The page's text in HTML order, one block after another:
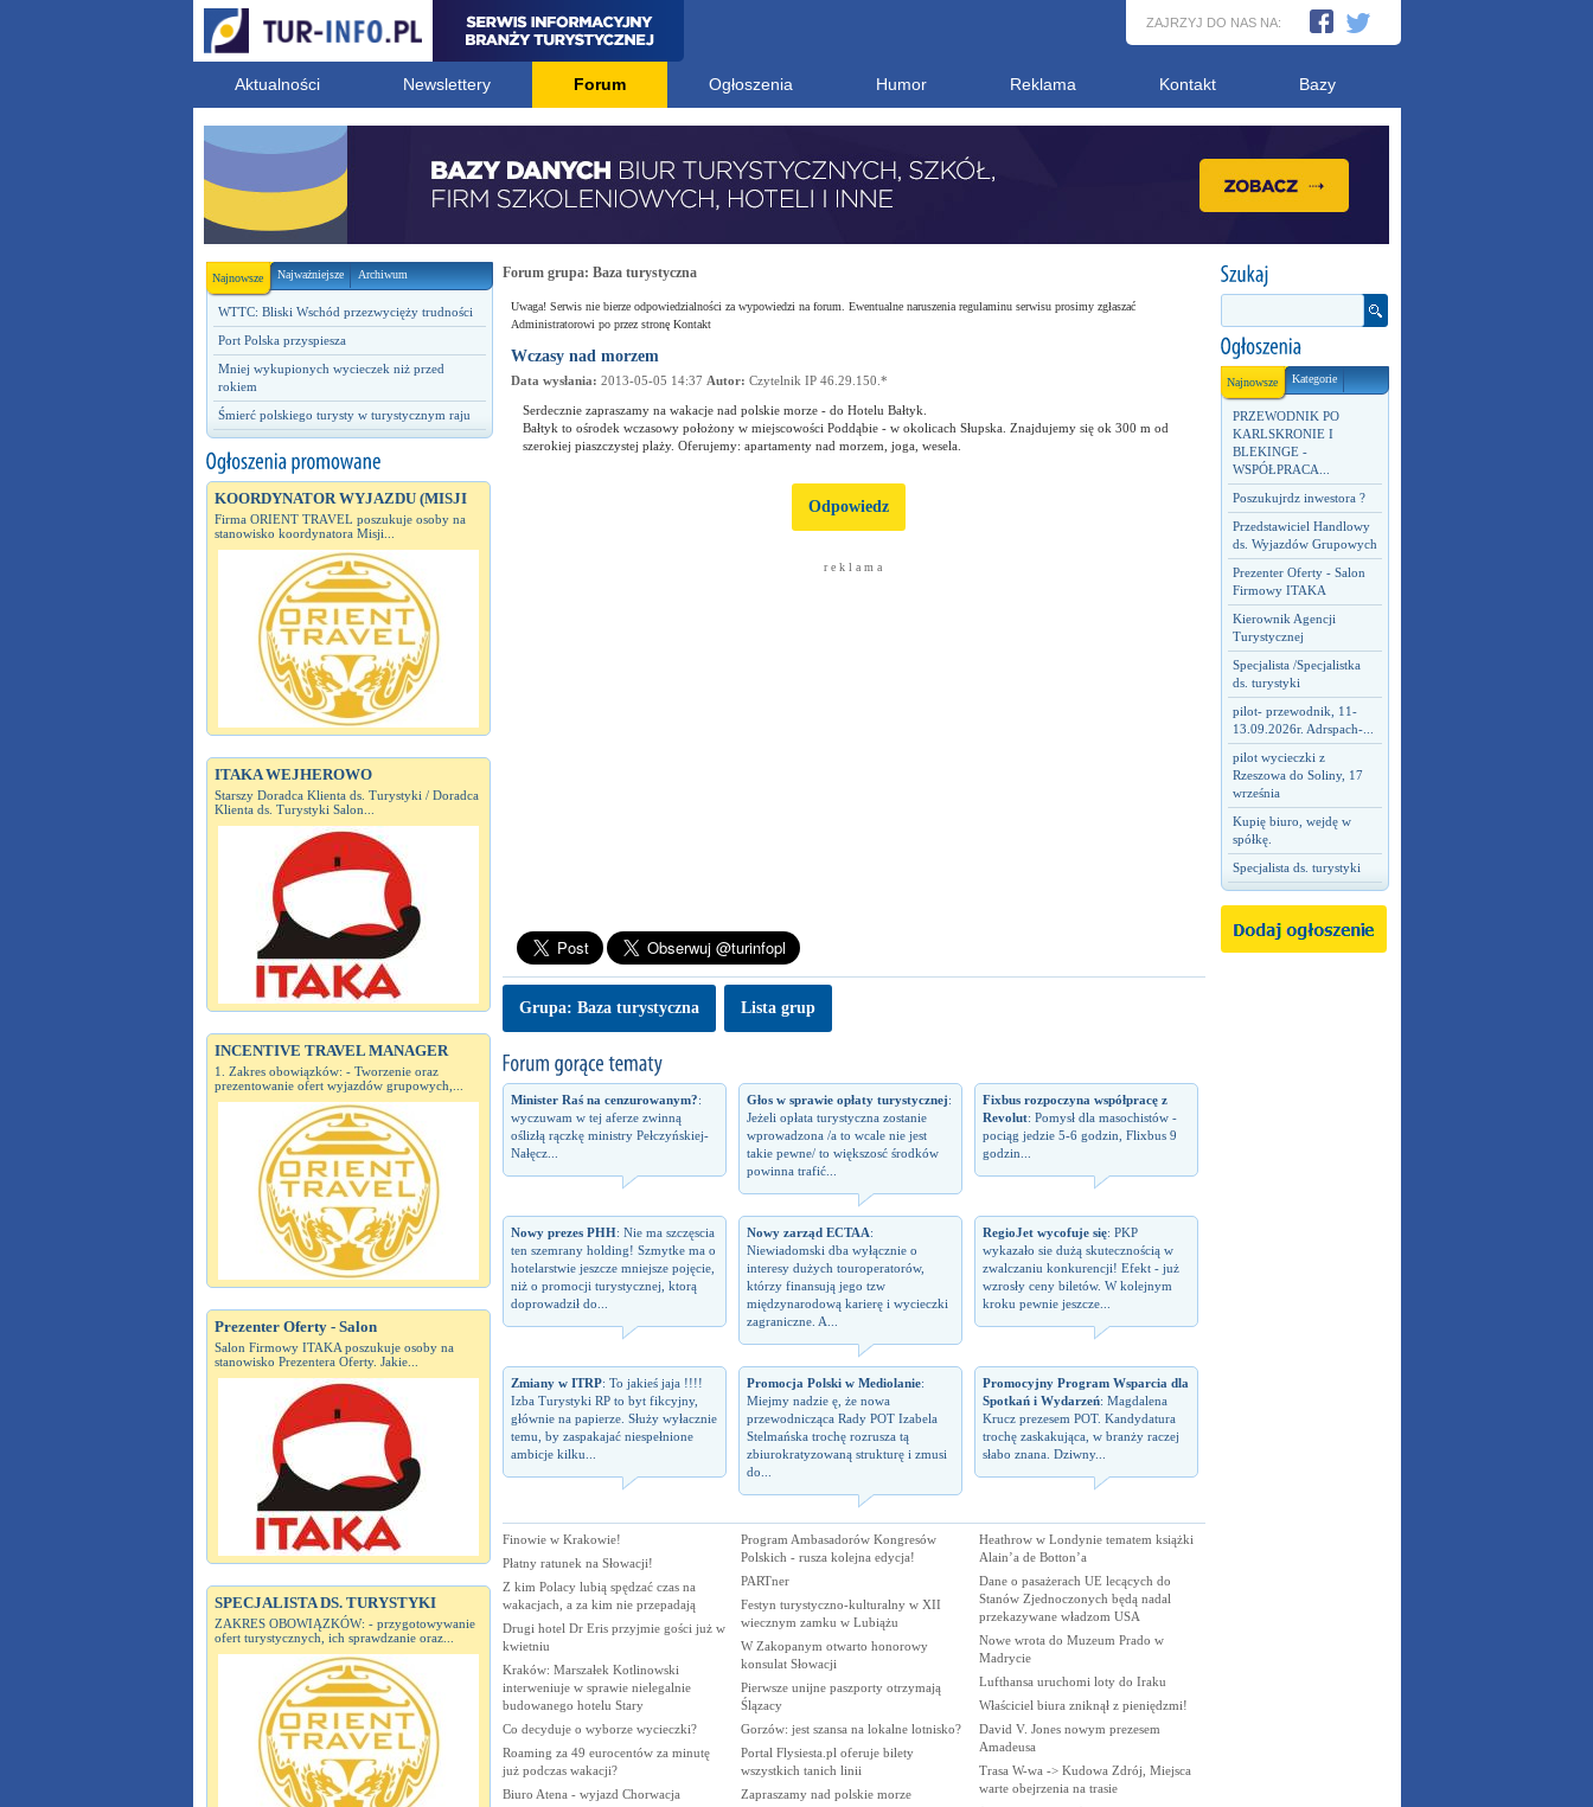
ZAJRZYJ DO NAS NA:
Aktualności Newslettery Forum Ogłoszenia Humor Reklama Kontakt Bazy
Najnowsze Najważniejsze Archiwum
WTTC: Bliski Wschód przezwycięży trudności
Port Polska przyspiesza
Mniej wykupionych wycieczek niż przed
rokiem
Śmierć polskiego turysty w turystycznym raju
KOORDYNATOR WYJAZDU (MISJI
Firma ORIENT TRAVEL poszukuje osoby na
stanowisko koordynatora Misji...
ITAKA WEJHEROWO
Starszy Doradca Klienta ds. Turystyki / Doradca
Klienta ds. Turystyki Salon...
INCENTIVE TRAVEL MANAGER
1. Zakres obowiązków: - Tworzenie oraz
prezentowanie ofert wyjazdów grupowych,...
Prezenter Oferty - Salon
Salon Firmowy ITAKA poszukuje osoby na
stanowisko Prezentera Oferty. Jakie...
SPECJALISTA DS. TURYSTYKI
ZAKRES OBOWIĄZKÓW: - przygotowywanie
ofert turystycznych, ich sprawdzanie oraz...
Najnowsze Kategorie
PRZEWODNIK PO
KARLSKRONIE I
BLEKINGE -
WSPÓŁPRACA...
Poszukujrdz inwestora ?
Przedstawiciel Handlowy
ds. Wyjazdów Grupowych
Prezenter Oferty - Salon
Firmowy ITAKA
Kierownik Agencji
Turystycznej
Specjalista /Specjalistka
ds. turystyki
pilot- przewodnik, 11-
13.09.2026r. Adrspach-...
pilot wycieczki z
Rzeszowa do Soliny, 17
września
Kupię biuro, wejdę w
spółkę.
Specjalista ds. turystyki
Forum grupa: Baza turystyczna
Uwaga! Serwis nie bierze odpowiedzialności za wypowiedzi na forum. Ewentualne naruszenia regulaminu serwisu prosimy zgłaszać
Administratorowi po przez stronę Kontakt
Wczasy nad morzem
Data wysłania: 2013-05-05 14:37 Autor: Czytelnik IP 46.29.150.*
Serdecznie zapraszamy na wakacje nad polskie morze - do Hotelu Bałtyk.
Bałtyk to ośrodek wczasowy położony w miejscowości Poddąbie - w okolicach Słupska. Znajdujemy się ok 300 m od
szerokiej piaszczystej plaży. Oferujemy: apartamenty nad morzem, joga, wesela.
Odpowiedz
r e k l a m a
Grupa: Baza turystyczna Lista grup
Minister Raś na cenzurowanym?:
wyczuwam w tej aferze zwinną
oślizłą rączkę ministry Pełczyńskiej-
Nałęcz...
Głos w sprawie opłaty turystycznej:
Jeżeli opłata turystyczna zostanie
wprowadzona /a to wcale nie jest
takie pewne/ to większosć środków
powinna trafić...
Fixbus rozpoczyna współpracę z
Revolut: Pomysł dla masochistów -
pociąg jedzie 5-6 godzin, Flixbus 9
godzin...
Nowy prezes PHH: Nie ma szczęscia
ten szemrany holding! Szmytke ma o
hotelarstwie jeszcze mniejsze pojęcie,
niż o promocji turystycznej, ktorą
doprowadził do...
Nowy zarząd ECTAA:
Niewiadomski dba wyłącznie o
interesy dużych touroperatorów,
którzy finansują jego tzw
międzynarodową karierę i wycieczki
zagraniczne. A...
RegioJet wycofuje się: PKP
wykazało sie dużą skutecznością w
zwalczaniu konkurencji! Efekt - już
wzrosły ceny biletów. W kolejnym
kroku pewnie jeszcze...
Zmiany w ITRP: To jakieś jaja !!!!
Izba Turystyki RP to byt fikcyjny,
głównie na papierze. Służy wyłacznie
temu, by zaspakajać niespełnione
ambicje kilku...
Promocja Polski w Mediolanie:
Miejmy nadzie ę, że nowa
przewodnicząca Rady POT Izabela
Stelmańska trochę rozrusza tą
zbiurokratyzowaną strukturę i zmusi
do...
Promocyjny Program Wsparcia dla
Spotkań i Wydarzeń: Magdalena
Krucz prezesem POT. Kandydatura
trochę zaskakująca, w branży raczej
słabo znana. Dziwny...
Finowie w Krakowie!
Płatny ratunek na Słowacji!
Z kim Polacy lubią spędzać czas na
wakacjach, a za kim nie przepadają
Drugi hotel Dr Eris przyjmie gości już w
kwietniu
Kraków: Marszałek Kotlinowski
interweniuje w sprawie nielegalnie
budowanego hotelu Stary
Co decyduje o wyborze wycieczki?
Roaming za 49 eurocentów za minutę
już podczas wakacji?
Biuro Atena - wyjazd Chorwacja
Program Ambasadorów Kongresów
Polskich - rusza kolejna edycja!
PARTner
Festyn turystyczno-kulturalny w XII
wiecznym zamku w Lubiążu
W Zakopanym otwarto honorowy
konsulat Słowacji
Pierwsze unijne paszporty otrzymają
Ślązacy
Gorzów: jest szansa na lokalne lotnisko?
Portal Flysiesta.pl oferuje bilety
wszystkich tanich linii
Zapraszamy nad polskie morze
Heathrow w Londynie tematem książki
Alain’a de Botton’a
Dane o pasażerach UE lecących do
Stanów Zjednoczonych będą nadal
przekazywane władzom USA
Nowe wrota do Muzeum Prado w
Madrycie
Lufthansa uruchomi loty do Iraku
Właściciel biura zniknął z pieniędzmi!
David V. Jones nowym prezesem
Amadeusa
Trasa W-wa -> Kudowa Zdrój, Miejsca
warte obejrzenia na trasie